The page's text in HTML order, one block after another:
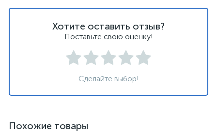
Хотите оставить отзыв?
Поставьте свою оценку!
Сделайте выбор!
Похожие товары